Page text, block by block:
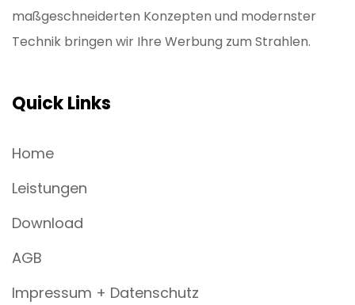
maßgeschneiderten Konzepten und modernster
Technik bringen wir Ihre Werbung zum Strahlen.
Quick Links
Home
Leistungen
Download
AGB
Impressum + Datenschutz